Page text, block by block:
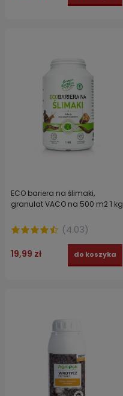
ECO bariera na ślimaki,
granulat VACO na 500 m2 1 kg
(4.03)
19,99 zł do koszyka